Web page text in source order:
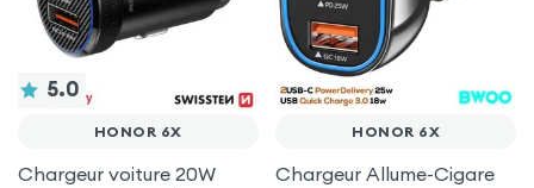
5.0
HONOR 6X
Chargeur voiture 20W
HONOR 6X
Chargeur Allume-Cigare